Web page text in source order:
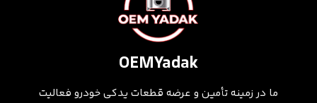
OEMYadak
ما در زمینه تأمین و عرضه قطعات یدکی خودرو فعالیت